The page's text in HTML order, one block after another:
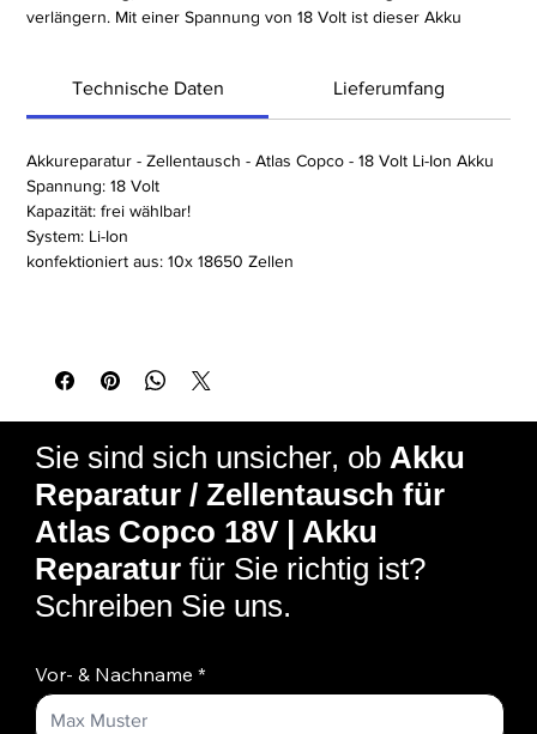
verlängern. Mit einer Spannung von 18 Volt ist dieser Akku
um den Akku genau an Ihre Anforderungen anzupassen. Das
System basiert auf Li-Ion-Technologie und wird konfektioniert
Energiequelle zu bieten. Vertrauen Sie auf unsere professionelle
Akkureparatur, um Ihren Atlas Copco Akku wieder in Topform zu
bringen!
Technische Daten Lieferumfang
Akkureparatur - Zellentausch - Atlas Copco - 18 Volt Li-Ion Akku
Spannung: 18 Volt
Kapazität: frei wählbar!
System: Li-Ion
konfektioniert aus: 10x 18650 Zellen
Sie sind sich unsicher, ob Akku
Reparatur / Zellentausch für
Atlas Copco 18V | Akku
Reparaturfür Sie richtig ist?
Schreiben Sie uns.
Vor- & Nachname